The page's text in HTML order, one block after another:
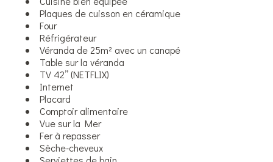
Plaques de cuisson en céramique
Four
Réfrigérateur
Véranda de 25m² avec un canapé
Table sur la véranda
TV 42’’ (NETFLIX)
Internet
Placard
Comptoir alimentaire
Vue sur la Mer
Fer à repasser
Sèche-cheveux